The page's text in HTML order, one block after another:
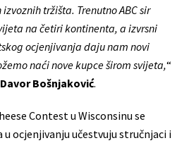
tržišta. Trenutno ABC sir
na četiri kontinenta, a izvrsni
ocjenjivanja daju nam novi
naći nove kupce širom svijeta,“
Davor Bošnjaković.
Contest u Wisconsinu se
u ocjenjivanju učestvuju stručnjaci i